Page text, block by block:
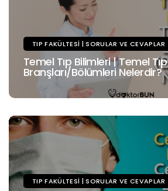
TIP FAKÜLTESI | SORULAR VE CEVAPLAR
Temel Tıp Bilimleri | Temel Tıp
Branşları/Bölümleri Nelerdir?
TIP FAKÜLTESI | SORULAR VE CEVAPLAR